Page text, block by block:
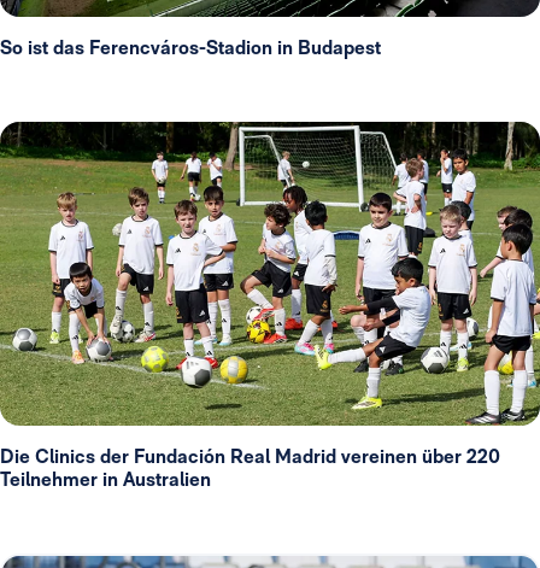
So ist das Ferencváros-Stadion in Budapest
Die Clinics der Fundación Real Madrid vereinen über 220
Teilnehmer in Australien